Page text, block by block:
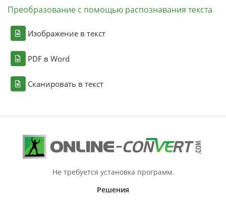
Преобразование с помощью распознавания текста
Изображение в текст
PDF в Word
Сканировать в текст
Не требуется установка программ.
Решения